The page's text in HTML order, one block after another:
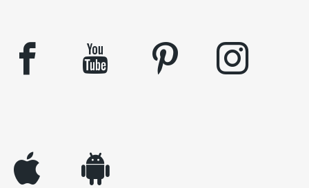
facebook youtube pinterest instagram
appleinc android